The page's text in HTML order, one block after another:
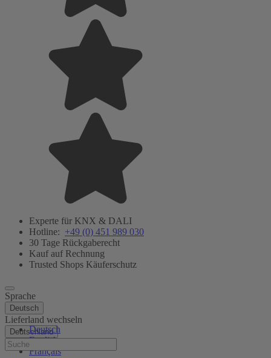
Experte für KNX & DALI
Hotline: +49 (0) 451 989 030
30 Tage Rückgaberecht
Kauf auf Rechnung
Trusted Shops Käuferschutz
Sprache
Deutsch
Deutsch
English
Français
Lieferland wechseln
Deutschland
Hilfe